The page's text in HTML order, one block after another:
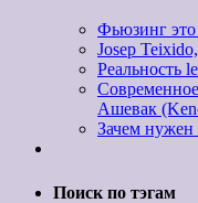
Фьюзинг это
Josep
Реальность
Ашевак
Зачем нужен
Поиск по тэгам